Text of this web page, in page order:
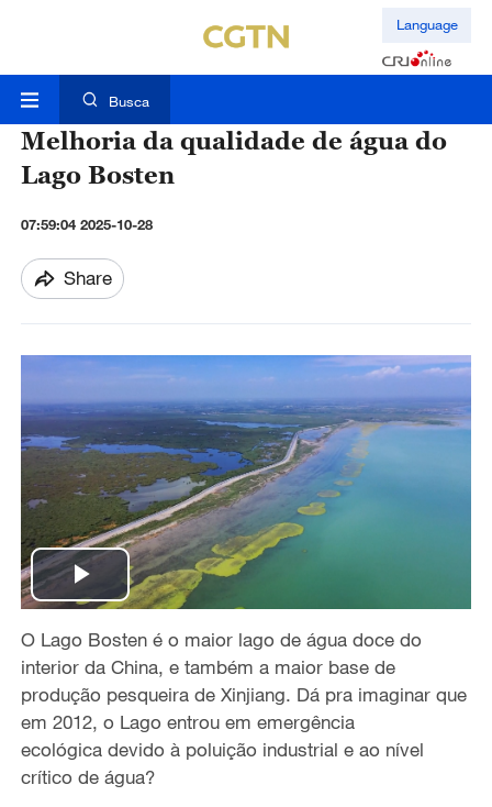
Language
Busca
Melhoria da qualidade de água do
Lago Bosten
07:59:04 2025-10-28
Share
P
l
a
y
O Lago Bosten é o maior lago de água doce do
interior da China, e também a maior base de
produção pesqueira de Xinjiang. Dá pra imaginar que
em 2012, o Lago entrou em emergência
ecológica devido à poluição industrial e ao nível
crítico de água?